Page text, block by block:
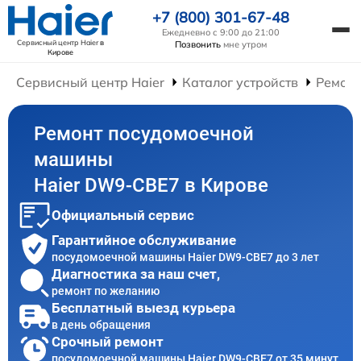
Сервисный центр Haierв
Кирове
+7 (800) 301-67-48
Ежедневно с 9:00 до 21:00
Позвонить мне утром
Сервисный центр Haier Каталог устройств
Ремонт посудомоечной
машины
Haier DW9-CBE7 в Кирове
Официальный сервис
Гарантийное обслуживание
посудомоечной машины Haier DW9-CBE7 до 3 лет
Диагностика за наш счет,
ремонт по желанию
Бесплатный выезд курьера
в день обращения
Срочный ремонт